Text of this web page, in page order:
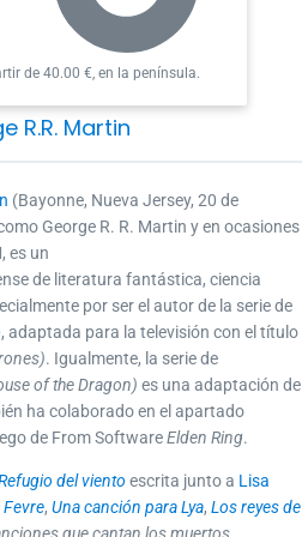
de 40.00 €, en la península.
R.R. Martin
(Bayonne, Nueva Jersey, 20 de
George R. R. Martin y en ocasiones
es un
de literatura fantástica, ciencia
por ser el autor de la serie de
, adaptada para la televisión con el título
. Igualmente, la serie de
of the Dragon) es una adaptación de
ha colaborado en el apartado
de From SoftwareElden Ring.
del viento escrita junto a Lisa
Fevre, Una canción para Lya, Los reyes de